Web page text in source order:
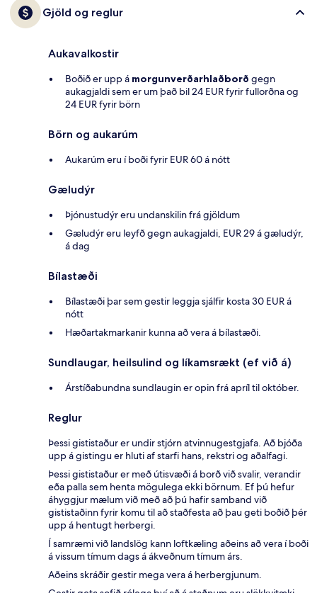
Gjöld og reglur
Aukavalkostir
Boðið er upp á morgunverðarhlaðborð gegn
aukagjaldi sem er um það bil 24 EUR fyrir fullorðna og
24 EUR fyrir börn
Börn og aukarúm
Aukarúm eru í boði fyrir EUR 60 á nótt
Gæludýr
Þjónustudýr eru undanskilin frá gjöldum
Gæludýr eru leyfð gegn aukagjaldi, EUR 29 á gæludýr,
á dag
Bílastæði
Bílastæði þar sem gestir leggja sjálfir kosta 30 EUR á
nótt
Hæðartakmarkanir kunna að vera á bílastæði.
Sundlaugar, heilsulind og líkamsrækt (ef við á)
Árstíðabundna sundlaugin er opin frá apríl til október.
Reglur
Þessi gististaður er undir stjórn atvinnugestgjafa. Að bjóða
upp á gistingu er hluti af starfi hans, rekstri og aðalfagi.
Þessi gististaður er með útisvæði á borð við svalir, verandir
eða palla sem henta mögulega ekki börnum. Ef þú hefur
áhyggjur mælum við með að þú hafir samband við
gististaðinn fyrir komu til að staðfesta að þau geti boðið þér
upp á hentugt herbergi.
Í samræmi við landslög kann loftkæling aðeins að vera í boði
á vissum tímum dags á ákveðnum tímum árs.
Aðeins skráðir gestir mega vera á herbergjunum.